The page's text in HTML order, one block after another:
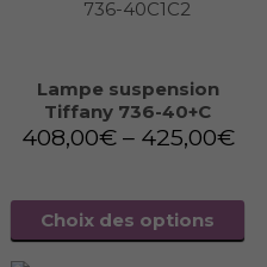
Lampe suspension
Tiffany 736-40+C
408,00€– 425,00€
Choix des options